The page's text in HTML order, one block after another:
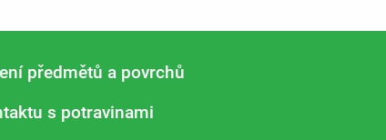
předmětů a povrchů
s potravinami